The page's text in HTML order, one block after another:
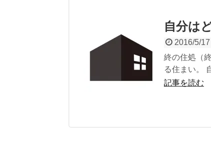
自分は
2016/5/17
終の住処（
る住まい。
記事を読む